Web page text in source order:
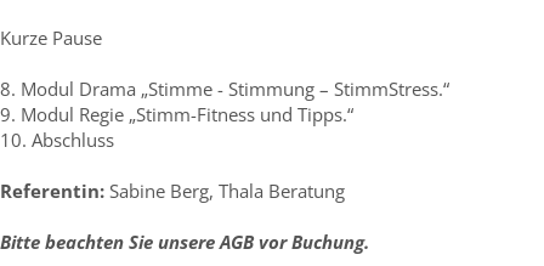
Kurze Pause
8. Modul Drama „Stimme - Stimmung – StimmStress.“
9. Modul Regie „Stimm-Fitness und Tipps.“
10. Abschluss
Referentin: Sabine Berg, Thala Beratung
Bitte beachten Sie unsere AGB vor Buchung.